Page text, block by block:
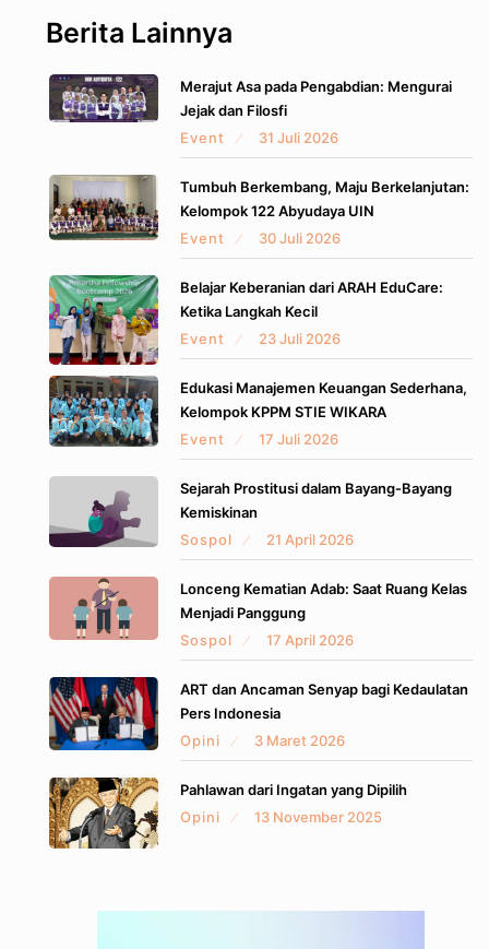
Berita Lainnya
Merajut Asa pada Pengabdian: Mengurai
Jejak dan Filosfi
Event
31 Juli 2026
Tumbuh Berkembang, Maju Berkelanjutan:
Kelompok 122 Abyudaya UIN
Event
30 Juli 2026
Belajar Keberanian dari ARAH EduCare:
Ketika Langkah Kecil
Event
23 Juli 2026
Edukasi Manajemen Keuangan Sederhana,
Kelompok KPPM STIE WIKARA
Event
17 Juli 2026
Sejarah Prostitusi dalam Bayang-Bayang
Kemiskinan
Sospol
21 April 2026
Lonceng Kematian Adab: Saat Ruang Kelas
Menjadi Panggung
Sospol
17 April 2026
ART dan Ancaman Senyap bagi Kedaulatan
Pers Indonesia
Opini
3 Maret 2026
Pahlawan dari Ingatan yang Dipilih
Opini
13 November 2025